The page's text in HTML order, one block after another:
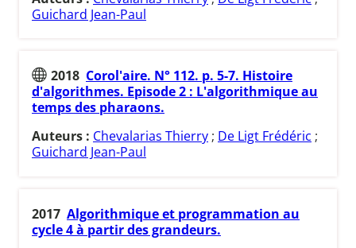
Guichard Jean-Paul
2018 Corol'aire. N° 112. p. 5-7. Histoire
d'algorithmes. Episode 2 : L'algorithmique au
temps des pharaons.
Auteurs : Chevalarias Thierry ; De Ligt Frédéric ;
Guichard Jean-Paul
2017 Algorithmique et programmation au
cycle 4 à partir des grandeurs.